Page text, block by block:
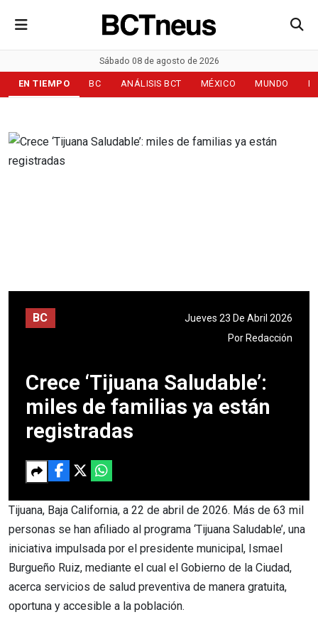
Sábado 08 de agosto de 2026
EN TIEMPO BC ANÁLISIS BCT MÉXICO MUNDO
BC
Jueves 23 De Abril 2026
Por Redacción
Crece ‘Tijuana Saludable’:
miles de familias ya están
registradas
Tijuana, Baja California, a 22 de abril de 2026. Más de 63 mil
personas se han afiliado al programa ‘Tijuana Saludable’, una
iniciativa impulsada por el presidente municipal, Ismael
Burgueño Ruiz, mediante el cual el Gobierno de la Ciudad,
acerca servicios de salud preventiva de manera gratuita,
oportuna y accesible a la población.